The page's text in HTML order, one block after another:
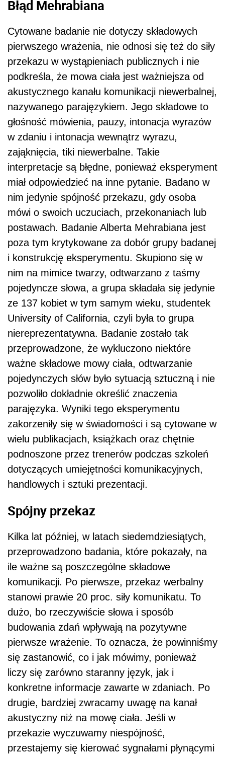
Błąd Mehrabiana
Cytowane badanie nie dotyczy składowych
pierwszego wrażenia, nie odnosi się też do siły
przekazu w wystąpieniach publicznych i nie
podkreśla, że mowa ciała jest ważniejsza od
akustycznego kanału komunikacji niewerbalnej,
nazywanego parajęzykiem. Jego składowe to
głośność mówienia, pauzy, intonacja wyrazów
w zdaniu i intonacja wewnątrz wyrazu,
zająknięcia, tiki niewerbalne. Takie
interpretacje są błędne, ponieważ eksperyment
miał odpowiedzieć na inne pytanie. Badano w
nim jedynie spójność przekazu, gdy osoba
mówi o swoich uczuciach, przekonaniach lub
postawach. Badanie Alberta Mehrabiana jest
poza tym krytykowane za dobór grupy badanej
i konstrukcję eksperymentu. Skupiono się w
nim na mimice twarzy, odtwarzano z taśmy
pojedyncze słowa, a grupa składała się jedynie
ze 137 kobiet w tym samym wieku, studentek
University of California, czyli była to grupa
niereprezentatywna. Badanie zostało tak
przeprowadzone, że wykluczono niektóre
ważne składowe mowy ciała, odtwarzanie
pojedynczych słów było sytuacją sztuczną i nie
pozwoliło dokładnie określić znaczenia
parajęzyka. Wyniki tego eksperymentu
zakorzeniły się w świadomości i są cytowane w
wielu publikacjach, książkach oraz chętnie
podnoszone przez trenerów podczas szkoleń
dotyczących umiejętności komunikacyjnych,
handlowych i sztuki prezentacji.
Spójny przekaz
Kilka lat później, w latach siedemdziesiątych,
przeprowadzono badania, które pokazały, na
ile ważne są poszczególne składowe
komunikacji. Po pierwsze, przekaz werbalny
stanowi prawie 20 proc. siły komunikatu. To
dużo, bo rzeczywiście słowa i sposób
budowania zdań wpływają na pozytywne
pierwsze wrażenie. To oznacza, że powinniśmy
się zastanowić, co i jak mówimy, ponieważ
liczy się zarówno staranny język, jak i
konkretne informacje zawarte w zdaniach. Po
drugie, bardziej zwracamy uwagę na kanał
akustyczny niż na mowę ciała. Jeśli w
przekazie wyczuwamy niespójność,
przestajemy się kierować sygnałami płynącymi